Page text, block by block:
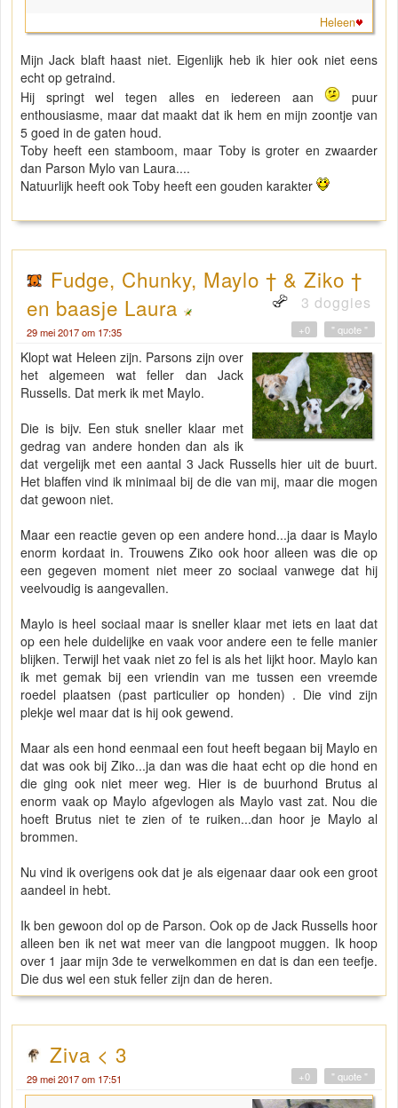
Heleen
Mijn Jack blaft haast niet. Eigenlijk heb ik hier ook niet eens
echt op getraind.
Hij springt wel tegen alles en iedereen aan
puur
enthousiasme, maar dat maakt dat ik hem en mijn zoontje van
5 goed in de gaten houd.
Toby heeft een stamboom, maar Toby is groter en zwaarder
dan Parson Mylo van Laura....
Natuurlijk heeft ook Toby heeft een gouden karakter
Fudge, Chunky, Maylo † & Ziko †
en baasje Laura
3 doggies
29 mei 2017 om 17:35 " quote "
+0
Klopt wat Heleen zijn. Parsons zijn over
het algemeen wat feller dan Jack
Russells. Dat merk ik met Maylo.
Die is bijv. Een stuk sneller klaar met
gedrag van andere honden dan als ik
dat vergelijk met een aantal 3 Jack Russells hier uit de buurt.
Het blaffen vind ik minimaal bij de die van mij, maar die mogen
dat gewoon niet.
Maar een reactie geven op een andere hond...ja daar is Maylo
enorm kordaat in. Trouwens Ziko ook hoor alleen was die op
een gegeven moment niet meer zo sociaal vanwege dat hij
veelvoudig is aangevallen.
Maylo is heel sociaal maar is sneller klaar met iets en laat dat
op een hele duidelijke en vaak voor andere een te felle manier
blijken. Terwijl het vaak niet zo fel is als het lijkt hoor. Maylo kan
ik met gemak bij een vriendin van me tussen een vreemde
roedel plaatsen (past particulier op honden) . Die vind zijn
plekje wel maar dat is hij ook gewend.
Maar als een hond eenmaal een fout heeft begaan bij Maylo en
dat was ook bij Ziko...ja dan was die haat echt op die hond en
die ging ook niet meer weg. Hier is de buurhond Brutus al
enorm vaak op Maylo afgevlogen als Maylo vast zat. Nou die
hoeft Brutus niet te zien of te ruiken...dan hoor je Maylo al
brommen.
Nu vind ik overigens ook dat je als eigenaar daar ook een groot
aandeel in hebt.
Ik ben gewoon dol op de Parson. Ook op de Jack Russells hoor
alleen ben ik net wat meer van die langpoot muggen. Ik hoop
over 1 jaar mijn 3de te verwelkommen en dat is dan een teefje.
Die dus wel een stuk feller zijn dan de heren.
Ziva < 3
29 mei 2017 om 17:51 " quote "
+0